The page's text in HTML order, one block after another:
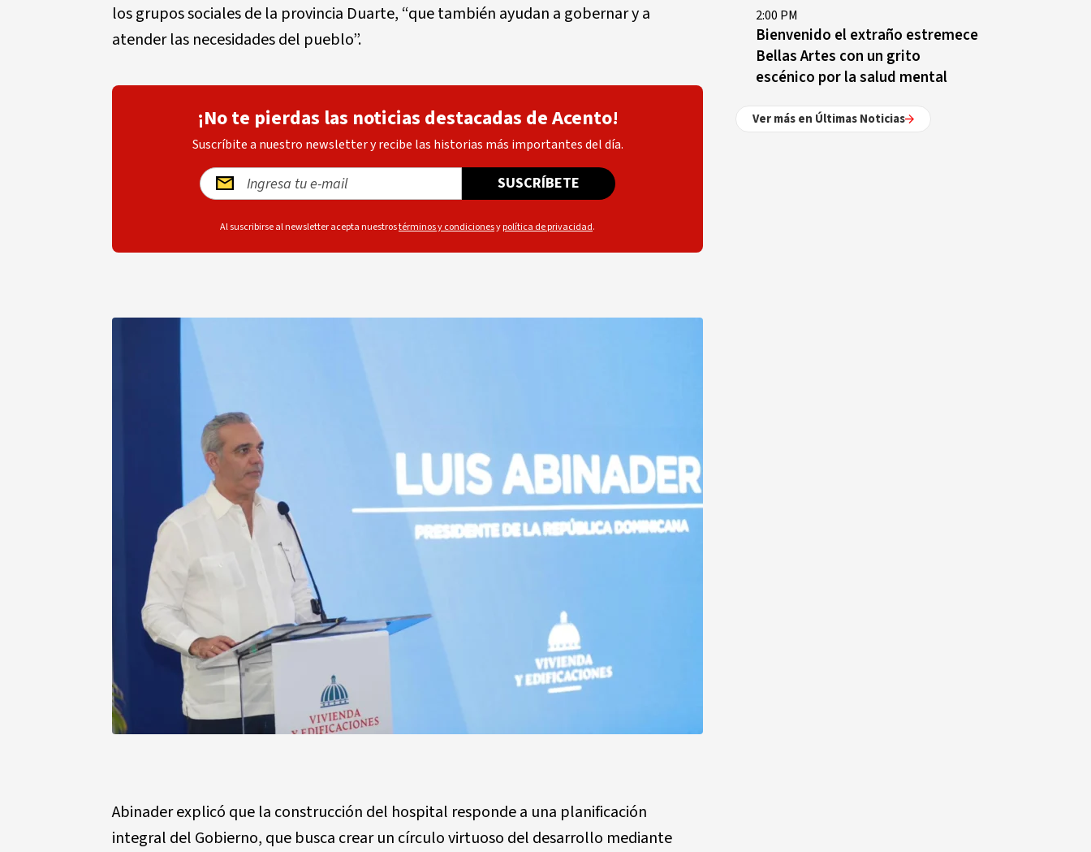
los grupos sociales de la provincia Duarte, “que también ayudan a gobernar y a
atender las necesidades del pueblo”.
¡No te pierdas las noticias destacadas de Acento!
Suscríbite a nuestro newsletter y recibe las historias más importantes del día.
SUSCRÍBETE
Al suscribirse al newsletter acepta nuestrostérminos y condicionesypolítica de privacidad.
Abinader explicó que la construcción del hospital responde a una planificación
integral del Gobierno, que busca crear un círculo virtuoso del desarrollo mediante
2:00 PM
Bienvenido el extraño estremece
Bellas Artes con un grito
escénico por la salud mental
Ver más en Últimas Noticias